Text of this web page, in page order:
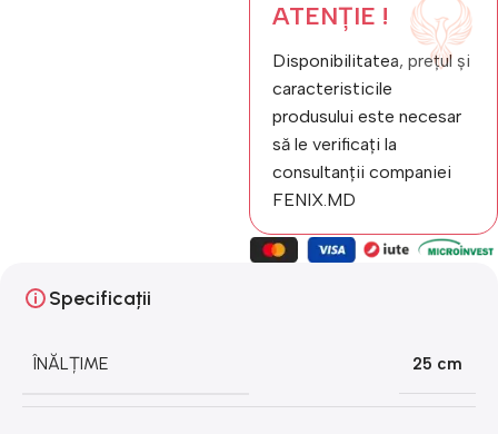
ATENȚIE !
Disponibilitatea, prețul și
caracteristicile
produsului este necesar
să le verificați la
consultanții companiei
FENIX.MD
Specificații
ÎNĂLȚIME 25 cm